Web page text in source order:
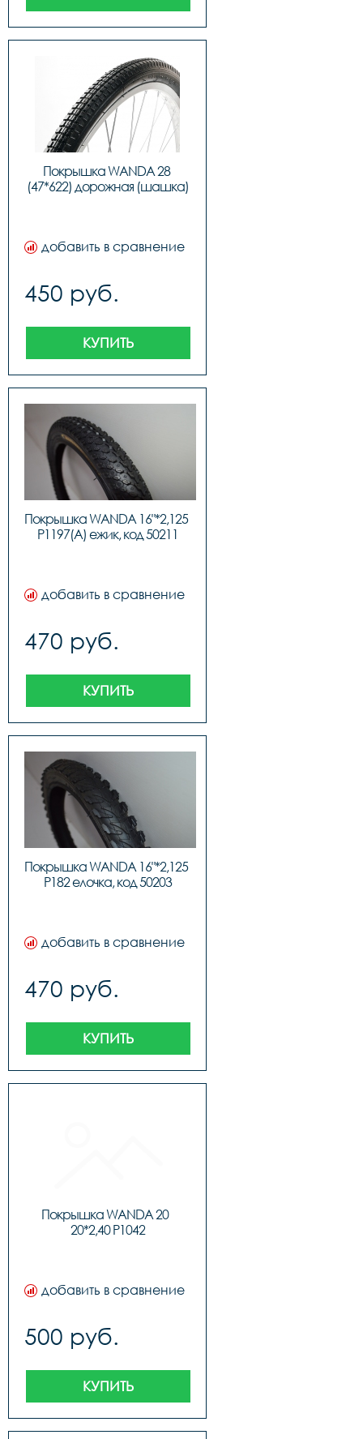
Покрышка WANDA 28
(47*622) дорожная (шашка)
добавить в сравнение
450 руб.
КУПИТЬ
Покрышка WANDA 16"*2,125
P1197(A) ежик, код 50211
добавить в сравнение
470 руб.
КУПИТЬ
Покрышка WANDA 16"*2,125
P182 елочка, код 50203
добавить в сравнение
470 руб.
КУПИТЬ
Покрышка WANDA 20
20*2,40 P1042
добавить в сравнение
500 руб.
КУПИТЬ